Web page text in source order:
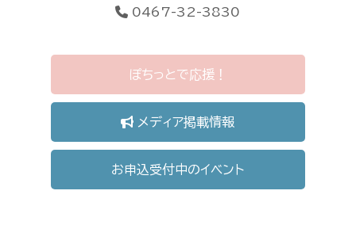
0467-32-3830
ぽちっとで応援！
メディア掲載情報
お申込受付中のイベント